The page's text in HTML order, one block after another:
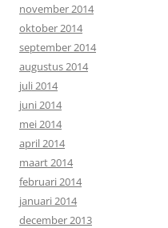
november 2014
oktober 2014
september 2014
augustus 2014
juli 2014
juni 2014
mei 2014
april 2014
maart 2014
februari 2014
januari 2014
december 2013